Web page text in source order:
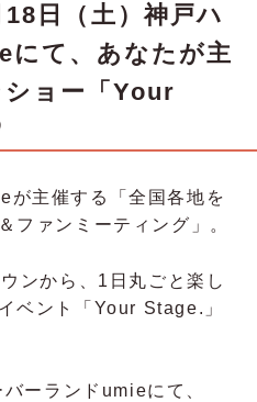
日（土）神戸ハ
にて、あなたが主
ョー「Your
が主催する「全国各地を
ファンミーティング」。
ンから、1日丸ごと楽し
ベント「Your Stage.」
ーランドumieにて、